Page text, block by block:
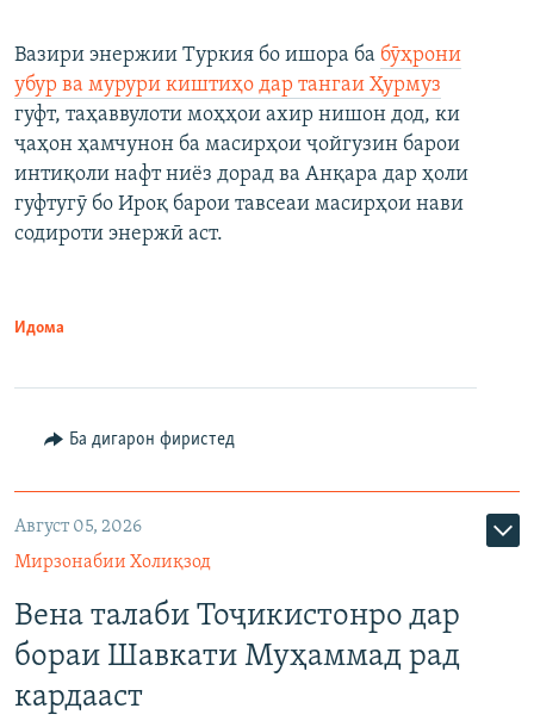
Вазири энержии Туркия бо ишора ба бӯҳрони
убур ва мурури киштиҳо дар тангаи Ҳурмуз
гуфт, таҳаввулоти моҳҳои ахир нишон дод, ки
ҷаҳон ҳамчунон ба масирҳои ҷойгузин барои
интиқоли нафт ниёз дорад ва Анқара дар ҳоли
гуфтугӯ бо Ироқ барои тавсеаи масирҳои нави
содироти энержӣ аст.
Идома
Ба дигарон фиристед
Август 05, 2026
Мирзонабии Холиқзод
Вена талаби Тоҷикистонро дар
бораи Шавкати Муҳаммад рад
кардааст